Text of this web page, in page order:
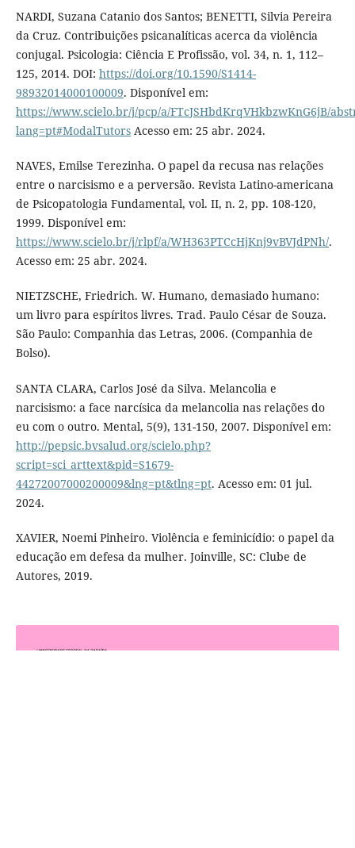
NARDI, Suzana Catanio dos Santos; BENETTI, Silvia Pereira
da Cruz. Contribuições psicanalíticas acerca da violência
conjugal. Psicologia: Ciência E Profissão, vol. 34, n. 1, 112–
125, 2014. DOI: https://doi.org/10.1590/S1414-
98932014000100009. Disponível em:
https://www.scielo.br/j/pcp/a/FTcJSHbdKrqVHkbzwKnG6jB/
lang=pt#ModalTutorsAcesso em: 25 abr. 2024.
NAVES, Emilse Terezinha. O papel da recusa nas relações
entre o narcisismo e a perversão. Revista Latino-americana
de Psicopatologia Fundamental, vol. II, n. 2, pp. 108-120,
1999. Disponível em:
https://www.scielo.br/j/rlpf/a/WH363PTCcHjKnj9vBVJdPNh/.
Acesso em: 25 abr. 2024.
NIETZSCHE, Friedrich. W. Humano, demasiado humano:
um livro para espíritos livres. Trad. Paulo César de Souza.
São Paulo: Companhia das Letras, 2006. (Companhia de
Bolso).
SANTA CLARA, Carlos José da Silva. Melancolia e
narcisismo: a face narcísica da melancolia nas relações do
eu com o outro. Mental, 5(9), 131-150, 2007. Disponível em:
http://pepsic.bvsalud.org/scielo.php?
script=sci_arttext&pid=S1679-
44272007000200009&lng=pt&tlng=pt. Acesso em: 01 jul.
2024.
XAVIER, Noemi Pinheiro. Violência e feminicídio: o papel da
educação em defesa da mulher. Joinville, SC: Clube de
Autores, 2019.